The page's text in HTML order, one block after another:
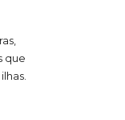
que